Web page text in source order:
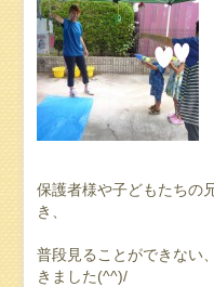
保護者様や子どもたちの
き、
普段見ることができない
きました(^^)/